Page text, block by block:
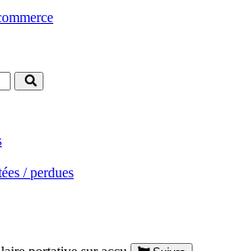
/ perdues